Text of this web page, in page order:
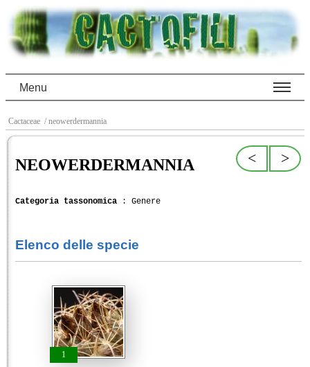
Menu
Cactaceae / neowerdermannia
>
<
NEOWERDERMANNIA
Categoria tassonomica : Genere
Elenco delle specie
1